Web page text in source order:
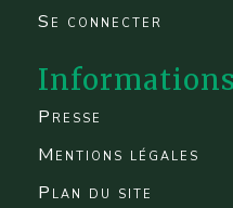
Se connecter
Informations
Presse
Mentions légales
Plan du site